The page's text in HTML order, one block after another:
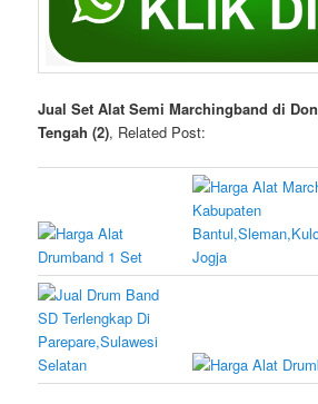
Jual Set Alat Semi Marchingband di
Tengah (2), Related Post: